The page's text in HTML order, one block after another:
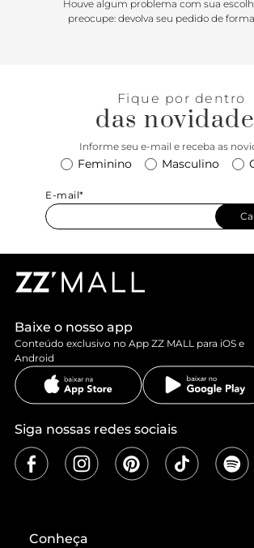
Houve algum problema com sua
preocupe: devolva seu pedido de
Fique por dentro
das
Informe seu e-mail e receba as
Feminino Masculino
E-mail*
Baixe o nosso app
Conteúdo exclusivo no App ZZ MALL para iOS e
Android
Siga nossas redes sociais
Conheça